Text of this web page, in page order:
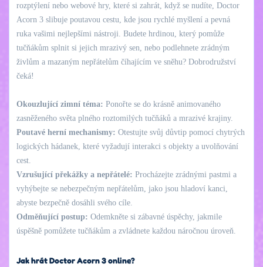
rozptýlení nebo webové hry, které si zahrát, když se nudíte, Doctor
Acorn 3 slibuje poutavou cestu, kde jsou rychlé myšlení a pevná
ruka vašimi nejlepšími nástroji. Budete hrdinou, který pomůže
tučňákům splnit si jejich mrazivý sen, nebo podlehnete zrádným
živlům a mazaným nepřátelům číhajícím ve sněhu? Dobrodružství
čeká!
Okouzlující zimní téma: Ponořte se do krásně animovaného
zasněženého světa plného roztomilých tučňáků a mrazivé krajiny.
Poutavé herní mechanismy: Otestujte svůj důvtip pomocí chytrých
logických hádanek, které vyžadují interakci s objekty a uvolňování
cest.
Vzrušující překážky a nepřátelé: Procházejte zrádnými pastmi a
vyhýbejte se nebezpečným nepřátelům, jako jsou hladoví kanci,
abyste bezpečně dosáhli svého cíle.
Odměňující postup: Odemkněte si zábavné úspěchy, jakmile
úspěšně pomůžete tučňákům a zvládnete každou náročnou úroveň.
Jak hrát Doctor Acorn 3 online?